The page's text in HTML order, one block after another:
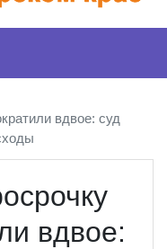
вдвое: суд
вдвое: